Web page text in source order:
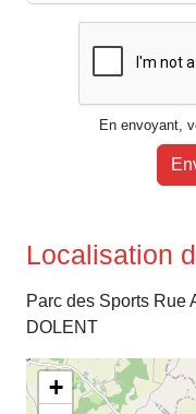
En envoyant,
Localisation
Parc des Sports Rue
DOLENT
+